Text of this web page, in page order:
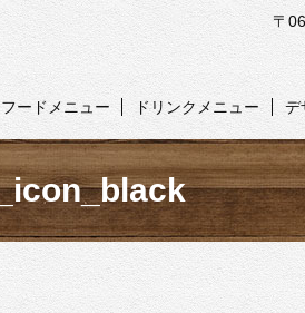
〒
フードメニュー ドリンクメニュー デ